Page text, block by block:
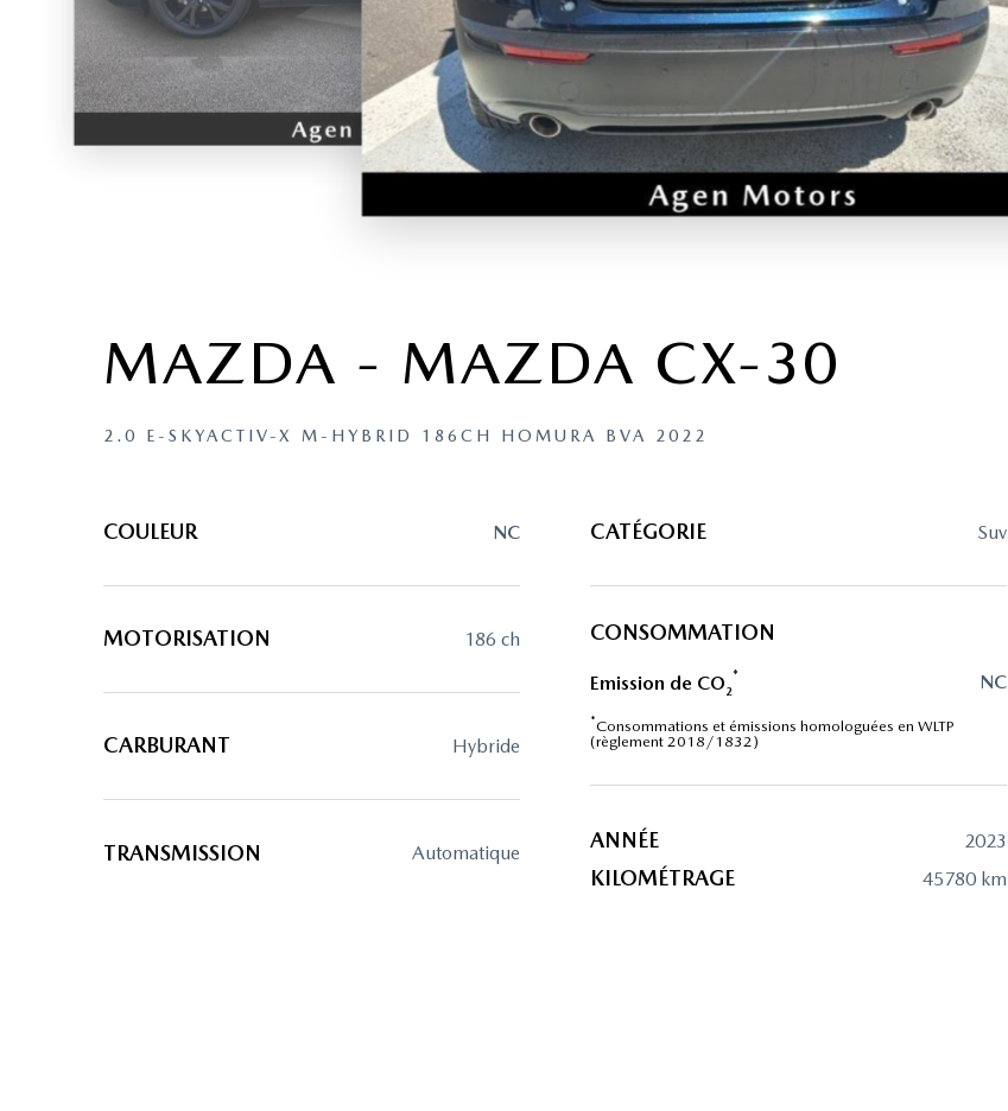
MAZDA - MAZDA CX-30
2.0 E-SKYACTIV-X M-HYBRID 186CH HOMURA BVA 2022
COULEUR NC
MOTORISATION 186 ch
CARBURANT hybride
TRANSMISSION automatique
CATÉGORIE suv
CONSOMMATION
Emission de CO2
* NC
*Consommations et émissions homologuées en WLTP
(règlement 2018/1832)
ANNÉE 2023
KILOMÉTRAGE 45780 km